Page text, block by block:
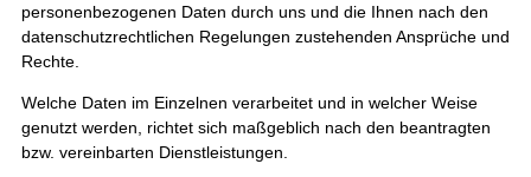
personenbezogenen Daten durch uns und die Ihnen nach den
datenschutzrechtlichen Regelungen zustehenden Ansprüche und
Rechte.
Welche Daten im Einzelnen verarbeitet und in welcher Weise
genutzt werden, richtet sich maßgeblich nach den beantragten
bzw. vereinbarten Dienstleistungen.